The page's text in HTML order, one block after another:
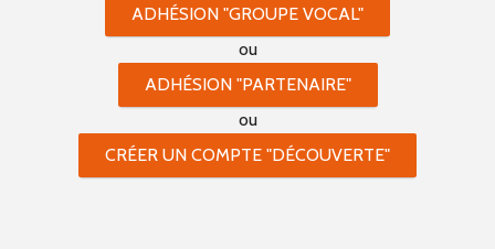
ADHÉSION "GROUPE VOCAL"
ou
ADHÉSION "PARTENAIRE"
ou
CRÉER UN COMPTE "DÉCOUVERTE"